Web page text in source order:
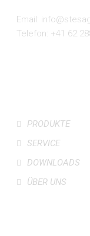
Email:
Telefon: +41 62
PRODUKTE
SERVICE
DOWNLOADS
ÜBER UNS